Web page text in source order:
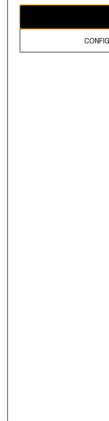
CAMBIAR REGIÓN
El contenido de esta página